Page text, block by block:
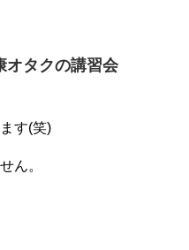
オタクの講習会
す(笑)
ん。